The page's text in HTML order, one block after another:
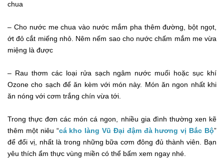
chua
– Cho nước me chua vào nước mắm pha thêm đường, bột ngọt,
ớt đỏ cắt miếng nhỏ. Nêm nếm sao cho nước chấm mắm me vừa
miệng là được
– Rau thơm các loại rửa sạch ngâm nước muối hoặc sục khí
Ozone cho sạch để ăn kèm với món này. Món ăn ngon nhất khi
ăn nóng với cơm trắng chín vừa tới.
Trong thực đơn các món cá ngon, nhiều gia đình thường xen kẽ
thêm một niêu “cá kho làng Vũ Đại đậm đà hương vị Bắc Bộ”
để đổi vị, nhất là trong những bữa cơm đông đủ thành viên. Bạn
yêu thích ẩm thực vùng miền có thể bấm xem ngay nhé.